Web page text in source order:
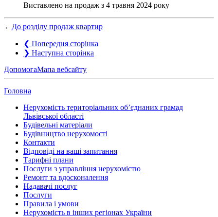
Виставлено на продаж з 4 травня 2024 року
← До розділу продаж квартир
❮ Попередня сторінка
❯ Наступна сторінка
ДопомогаМапа вебсайту
Головна
Нерухомість територіальних об’єднаних грамад
Львівської області
Будівельні матеріали
Будівництво нерухомості
Контакти
Відповіді на ваші запитання
Тарифні плани
Послуги з управління нерухомістю
Ремонт та вдосконалення
Надавачі послуг
Послуги
Правила і умови
Нерухомість в інших регіонах України